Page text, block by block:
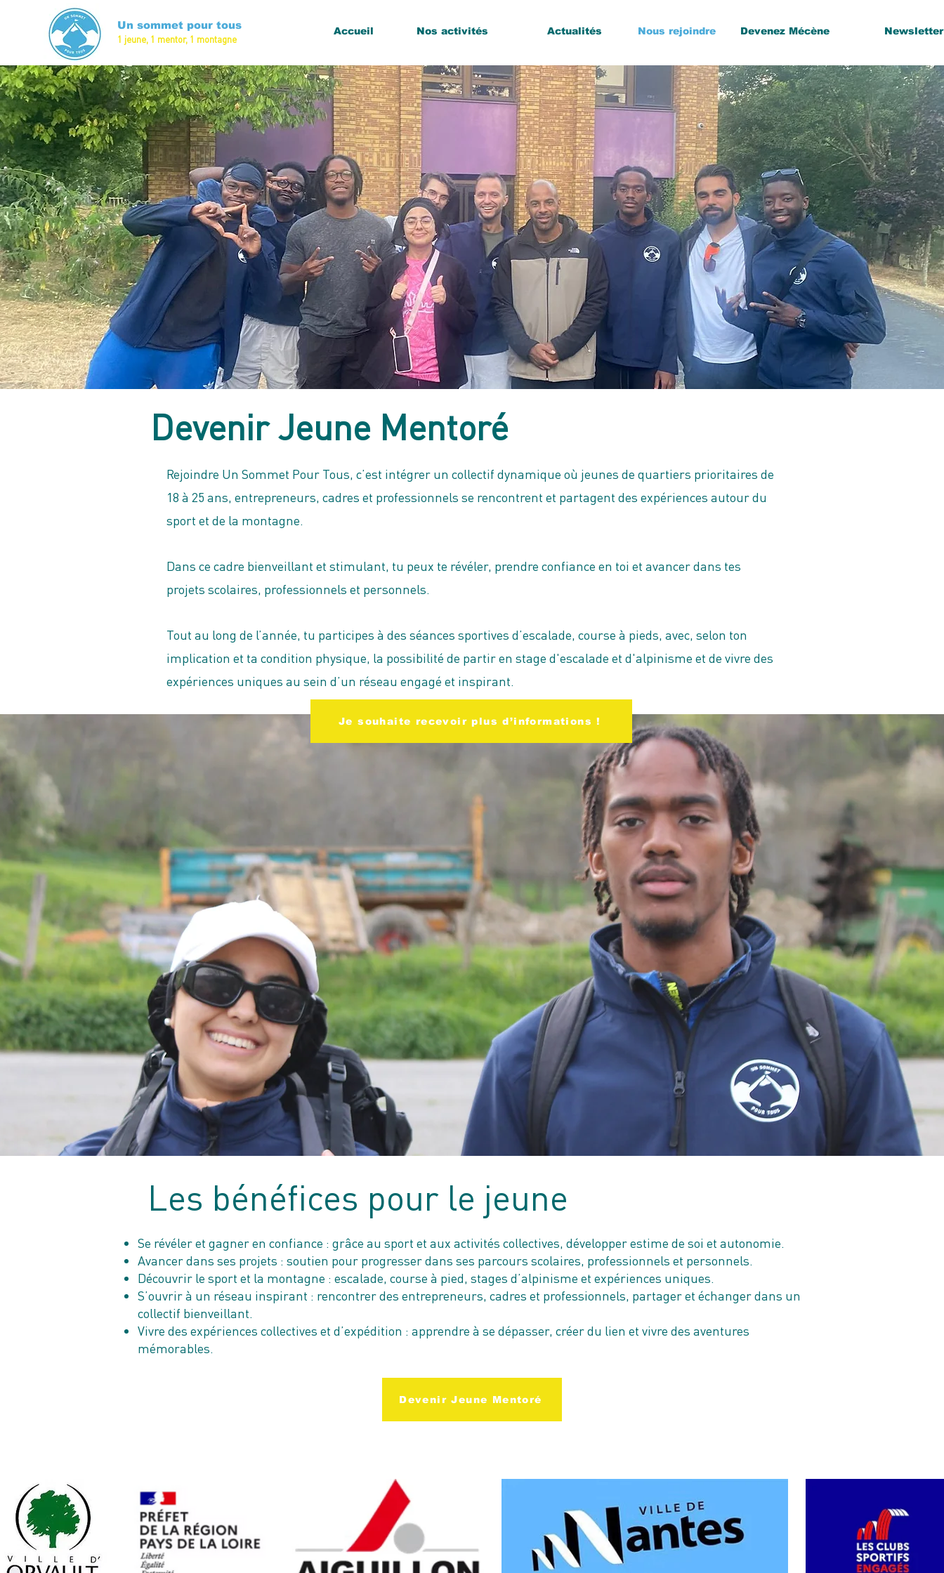
Un sommet pour tous
1 jeune, 1 mentor, 1 montagne
Accueil Nos activités Actualités Nous rejoindre Devenez Mécène Newsletter
Devenir Jeune Mentoré
Rejoindre Un Sommet Pour Tous, c’est intégrer un collectif dynamique où jeunes de quartiers prioritaires de
18 à 25 ans, entrepreneurs, cadres et professionnels se rencontrent et partagent des expériences autour du
sport et de la montagne.
Dans ce cadre bienveillant et stimulant, tu peux te révéler, prendre confiance en toi et avancer dans tes
projets scolaires, professionnels et personnels.
Tout au long de l’année, tu participes à des séances sportives d’escalade, course à pieds, avec, selon ton
implication et ta condition physique, la possibilité de partir en stage d'escalade et d'alpinisme et de vivre des
expériences uniques au sein d’un réseau engagé et inspirant.
Je souhaite recevoir plus d’informations !
Les bénéfices pour le jeune
Se révéler et gagner en confiance : grâce au sport et aux activités collectives, développer estime de soi et autonomie.
Avancer dans ses projets : soutien pour progresser dans ses parcours scolaires, professionnels et personnels.
Découvrir le sport et la montagne : escalade, course à pied, stages d’alpinisme et expériences uniques.
S’ouvrir à un réseau inspirant : rencontrer des entrepreneurs, cadres et professionnels, partager et échanger dans un
collectif bienveillant.
Vivre des expériences collectives et d’expédition : apprendre à se dépasser, créer du lien et vivre des aventures
mémorables.
Devenir Jeune Mentoré